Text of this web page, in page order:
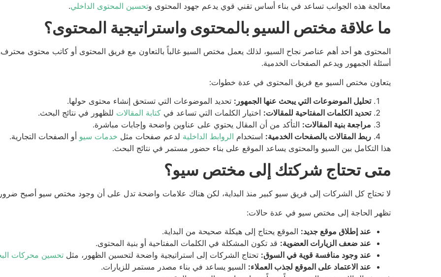
معالجة هذه الجوانب تساعد في بناء أساس تقني قوي يدعم جهود المحتوى وتحسين المحتوى الداخلي.
ما علاقة مختص السيو بالمحتوى واستراتيجية المحتوى؟
المحتوى هو أحد أهم عناصر نجاح السيو، لذلك يعمل مختص السيو غالباً بالتعاون مع فريق المحتوى أو كاتب محتوى
أسئلة الجمهور ويدعم الصفحات الخدمية.
يتعاون مختص السيو مع فريق المحتوى في عدة خطوات:
تحليل الموضوعات التي يبحث عنها الجمهور: تحديد الموضوعات التي تستحق إنشاء محتوى حولها.
تحديد الكلمات المفتاحية للمقالات: اختيار الكلمات التي تساعد في كتابة المقالات للظهور في نتائج البحث.
مراجعة بنية المقالات: التأكد من أن المقال يحتوي على عناوين واضحة وإجابات مباشرة.
ربط المقالات بالصفحات الخدمية: استخدام الروابط الداخلية لدعم صفحات مثل خدمات سيو أو الصفحات التجارية.
هذا التكامل بين السيو والمحتوى يساعد الموقع على بناء حضور مستمر في نتائج البحث.
متى تحتاج شركتك إلى مختص سيو؟
لا تحتاج كل الشركات إلى فريق سيو كبير منذ البداية، لكن هناك علامات واضحة تدل على أن وجود مختص سيو أصبح
تظهر الحاجة إلى مختص سيو في عدة حالات:
عند إطلاق موقع جديد: الموقع يحتاج إلى هيكلة صحيحة من البداية.
عند ضعف الزيارات العضوية: قد تكون المشكلة في الكلمات المفتاحية أو بنية المحتوى.
عند وجود منافسة قوية في السوق: تحتاج الشركات إلى استراتيجية واضحة لتحسين الظهور، مثل تحسين محركات
عند الاعتماد على الموقع لجذب العملاء: السيو يساعد في بناء مصدر مستمر للزيارات.